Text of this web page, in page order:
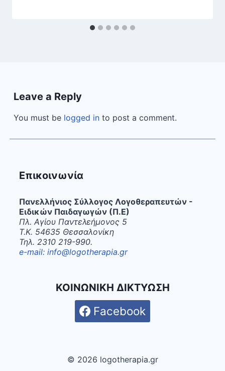
Leave a Reply
You must be logged in to post a comment.
Επικοινωνία
Πανελλήνιος Σύλλογος Λογοθεραπευτών -
Ειδικών Παιδαγωγών (Π.Ε)
Πλ. Αγίου Παντελεήμονος 5
Τ.Κ. 54635 Θεσσαλονίκη
Τηλ. 2310 219-990.
e-mail: info@logotherapia.gr
ΚΟΙΝΩΝΙΚΗ ΔΙΚΤΥΩΣΗ
Facebook
© 2026 logotherapia.gr